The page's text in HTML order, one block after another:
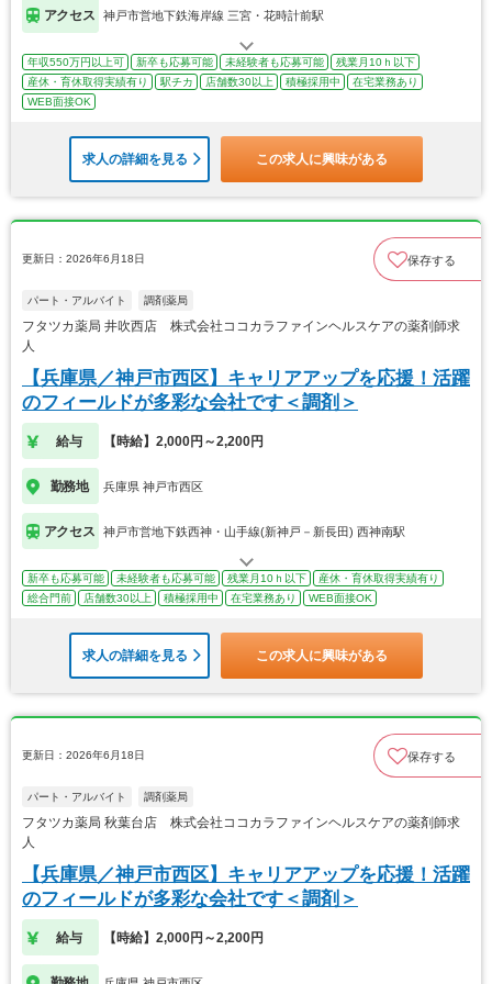
アクセス 神戸市営地下鉄海岸線 三宮・花時計前駅
年収550万円以上可 新卒も応募可能 未経験者も応募可能
残業月10ｈ以下
産休・育休取得実績有り
駅チカ 店舗数30以上 積極採用中
在宅業務あり
WEB面接OK
求人の詳細を見る この求人に興味がある
更新日：2026年6月18日 保存する
パート・アルバイト 調剤薬局
フタツカ薬局 井吹西店 株式会社ココカラファインヘルスケアの薬剤師求
人
【兵庫県／神戸市西区】キャリアアップを応援！活躍
のフィールドが多彩な会社です＜調剤＞
給与 【時給】2,000円～2,200円
勤務地 兵庫県 神戸市西区
アクセス 神戸市営地下鉄西神・山手線(新神戸－新長田) 西神南駅
新卒も応募可能 未経験者も応募可能 残業月10ｈ以下
産休・育休取得実績有り
総合門前
店舗数30以上 積極採用中 在宅業務あり WEB面接OK
求人の詳細を見る この求人に興味がある
更新日：2026年6月18日 保存する
パート・アルバイト 調剤薬局
フタツカ薬局 秋葉台店 株式会社ココカラファインヘルスケアの薬剤師求
人
【兵庫県／神戸市西区】キャリアアップを応援！活躍
のフィールドが多彩な会社です＜調剤＞
給与 【時給】2,000円～2,200円